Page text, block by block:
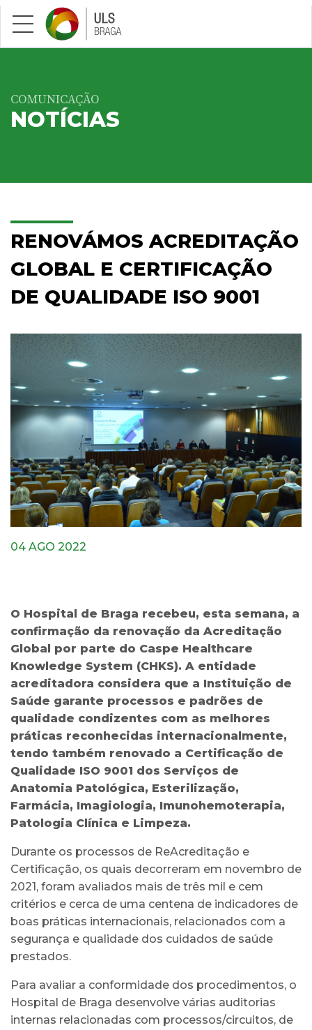
Saltar para conteúdo principal
COMUNICAÇÃO
NOTÍCIAS
RENOVÁMOS ACREDITAÇÃO
GLOBAL E CERTIFICAÇÃO
DE QUALIDADE ISO 9001
04 AGO 2022
O Hospital de Braga recebeu, esta semana, a
confirmação da renovação da Acreditação
Global por parte do Caspe Healthcare
Knowledge System (CHKS). A entidade
acreditadora considera que a Instituição de
Saúde garante processos e padrões de
qualidade condizentes com as melhores
práticas reconhecidas internacionalmente,
tendo também renovado a Certificação de
Qualidade ISO 9001 dos Serviços de
Anatomia Patológica, Esterilização,
Farmácia, Imagiologia, Imunohemoterapia,
Patologia Clínica e Limpeza.
Durante os processos de ReAcreditação e
Certificação, os quais decorreram em novembro de
2021, foram avaliados mais de três mil e cem
critérios e cerca de uma centena de indicadores de
boas práticas internacionais, relacionados com a
segurança e qualidade dos cuidados de saúde
prestados.
Para avaliar a conformidade dos procedimentos, o
Hospital de Braga desenvolve várias auditorias
internas relacionadas com processos/circuitos, de